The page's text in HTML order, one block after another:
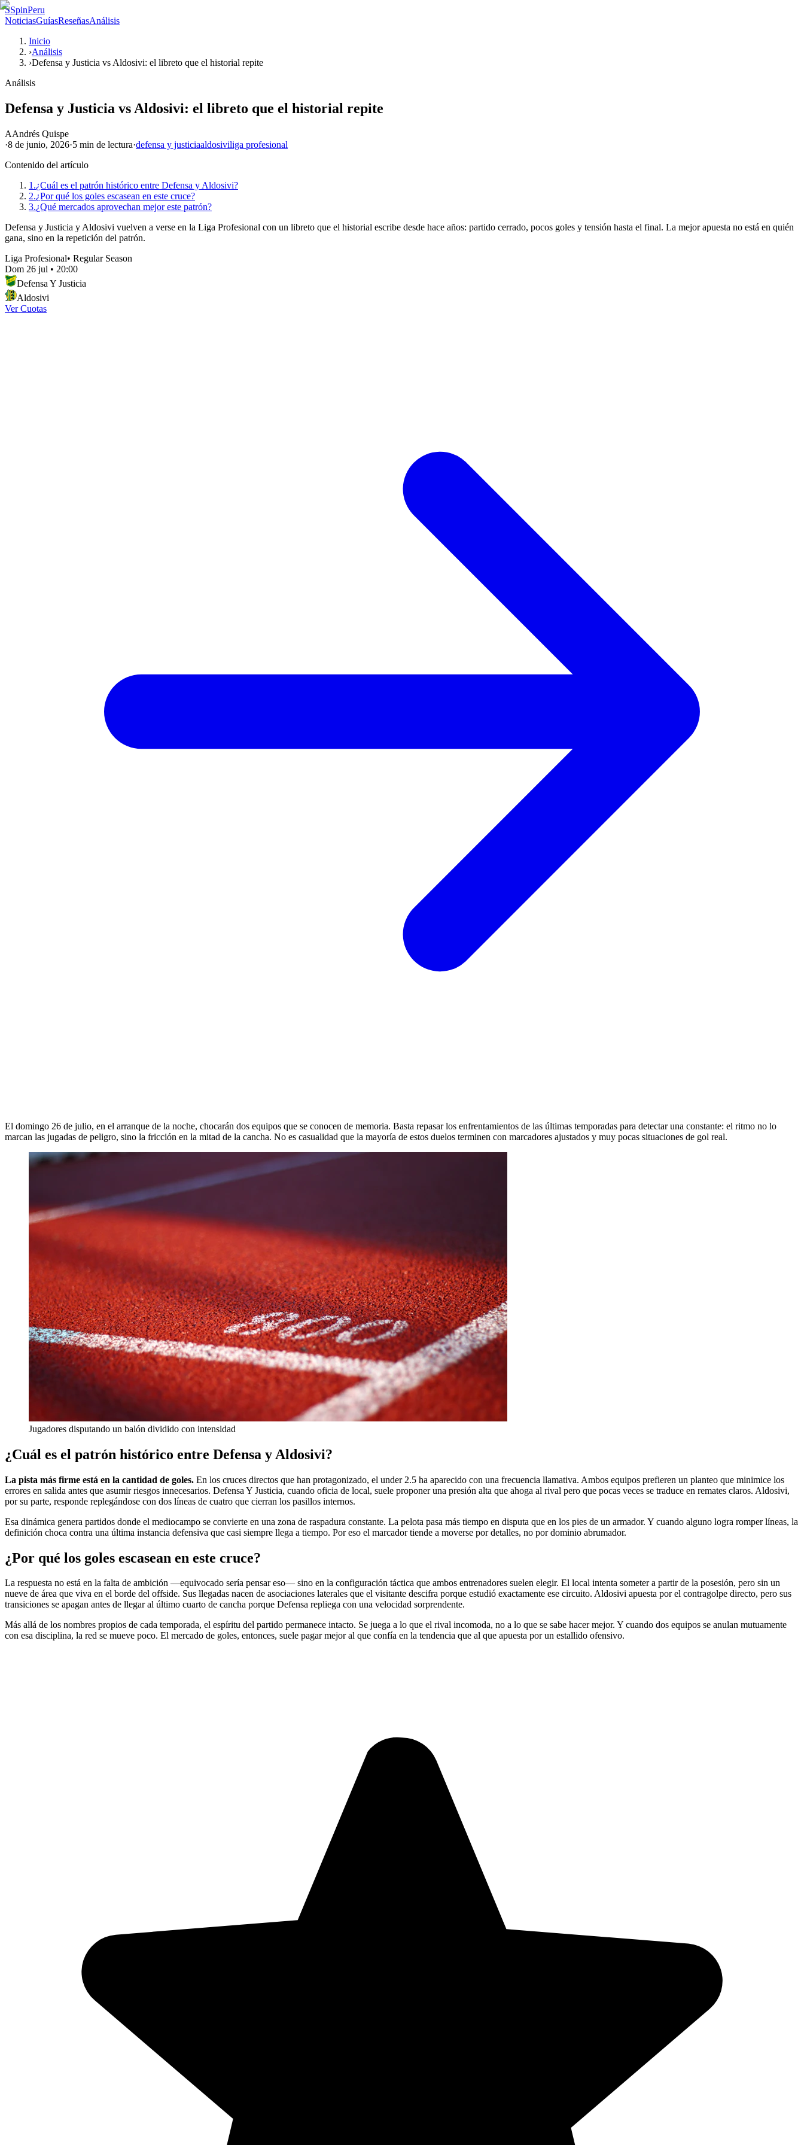
SSpinPeru
NoticiasGuíasReseñasAnálisis
Inicio
›Análisis
›Defensa y Justicia vs Aldosivi: el libreto que el historial repite
Análisis
Defensa y Justicia vs Aldosivi: el libreto que el historial repite
AAndrés Quispe
·8 de junio, 2026·5 min de lectura·defensa y justiciaaldosiviliga profesional
Contenido del artículo
1.¿Cuál es el patrón histórico entre Defensa y Aldosivi?
2.¿Por qué los goles escasean en este cruce?
3.¿Qué mercados aprovechan mejor este patrón?
Defensa y Justicia y Aldosivi vuelven a verse en la Liga Profesional con un libreto que el historial escribe desde hace años: partido cerrado, pocos goles y tensión hasta el final. La mejor apuesta no está en quién
gana, sino en la repetición del patrón.
Liga Profesional• Regular Season
Dom 26 jul • 20:00
Defensa Y Justicia
Aldosivi
Ver Cuotas
El domingo 26 de julio, en el arranque de la noche, chocarán dos equipos que se conocen de memoria. Basta repasar los enfrentamientos de las últimas temporadas para detectar una constante: el ritmo no lo
marcan las jugadas de peligro, sino la fricción en la mitad de la cancha. No es casualidad que la mayoría de estos duelos terminen con marcadores ajustados y muy pocas situaciones de gol real.
Jugadores disputando un balón dividido con intensidad
¿Cuál es el patrón histórico entre Defensa y Aldosivi?
La pista más firme está en la cantidad de goles. En los cruces directos que han protagonizado, el under 2.5 ha aparecido con una frecuencia llamativa. Ambos equipos prefieren un planteo que minimice los
errores en salida antes que asumir riesgos innecesarios. Defensa Y Justicia, cuando oficia de local, suele proponer una presión alta que ahoga al rival pero que pocas veces se traduce en remates claros. Aldosivi,
por su parte, responde replegándose con dos líneas de cuatro que cierran los pasillos internos.
Esa dinámica genera partidos donde el mediocampo se convierte en una zona de raspadura constante. La pelota pasa más tiempo en disputa que en los pies de un armador. Y cuando alguno logra romper líneas, la
definición choca contra una última instancia defensiva que casi siempre llega a tiempo. Por eso el marcador tiende a moverse por detalles, no por dominio abrumador.
¿Por qué los goles escasean en este cruce?
La respuesta no está en la falta de ambición —equivocado sería pensar eso— sino en la configuración táctica que ambos entrenadores suelen elegir. El local intenta someter a partir de la posesión, pero sin un
nueve de área que viva en el borde del offside. Sus llegadas nacen de asociaciones laterales que el visitante descifra porque estudió exactamente ese circuito. Aldosivi apuesta por el contragolpe directo, pero sus
transiciones se apagan antes de llegar al último cuarto de cancha porque Defensa repliega con una velocidad sorprendente.
Más allá de los nombres propios de cada temporada, el espíritu del partido permanece intacto. Se juega a lo que el rival incomoda, no a lo que se sabe hacer mejor. Y cuando dos equipos se anulan mutuamente
con esa disciplina, la red se mueve poco. El mercado de goles, entonces, suele pagar mejor al que confía en la tendencia que al que apuesta por un estallido ofensivo.